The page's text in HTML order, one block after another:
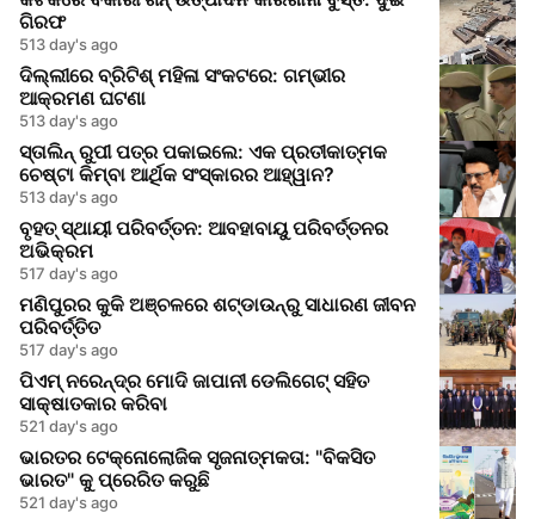
ଗିରଫ
513 day's ago
ଦିଲ୍ଲୀରେ ବ୍ରିଟିଶ୍ ମହିଳା ସଂକଟରେ: ଗମ୍ଭୀର
ଆକ୍ରମଣ ଘଟଣା
513 day's ago
ସ୍ତାଲିନ୍ ରୁପୀ ପତ୍ର ପକାଇଲେ: ଏକ ପ୍ରତୀକାତ୍ମକ
ଚେଷ୍ଟା କିମ୍ବା ଆର୍ଥିକ ସଂସ୍କାରର ଆହ୍ୱାନ?
513 day's ago
ବୃହତ୍ ସ୍ଥାୟୀ ପରିବର୍ତ୍ତନ: ଆବହାବାୟୁ ପରିବର୍ତ୍ତନର
ଅଭିକ୍ରମ
517 day's ago
ମଣିପୁରର କୁକି ଅଞ୍ଚଳରେ ଶଟ୍ଡାଉନ୍‌ରୁ ସାଧାରଣ ଜୀବନ
ପରିବର୍ତ୍ତିତ
517 day's ago
ପିଏମ୍ ନରେନ୍ଦ୍ର ମୋଦି ଜାପାନୀ ଡେଲିଗେଟ୍ ସହିତ
ସାକ୍ଷାତକାର କରିବା
521 day's ago
ଭାରତର ଟେକ୍ନୋଲୋଜିକ ସୃଜନାତ୍ମକତା: "ବିକସିତ
ଭାରତ" କୁ ପ୍ରେରିତ କରୁଛି
521 day's ago